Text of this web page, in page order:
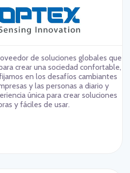
de soluciones globales que
crear una sociedad confortable,
en los desafíos cambiantes
y las personas a diario y
única para crear soluciones
y fáciles de usar.